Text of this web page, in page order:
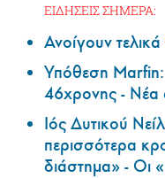
ΕΙΔΗΣΕΙΣ ΣΗΜΕΡΑ:
Ανοίγουν
Υπόθεση
46χρονης - Νέα
Ιός Δυτικού
περισσότερα
διάστημα» - Οι